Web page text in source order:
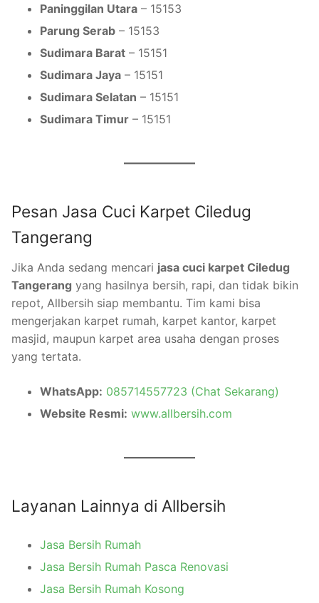
Paninggilan Utara – 15153
Parung Serab – 15153
Sudimara Barat – 15151
Sudimara Jaya – 15151
Sudimara Selatan – 15151
Sudimara Timur – 15151
Pesan Jasa Cuci Karpet Ciledug
Tangerang
Jika Anda sedang mencari jasa cuci karpet Ciledug
Tangerang yang hasilnya bersih, rapi, dan tidak bikin
repot, Allbersih siap membantu. Tim kami bisa
mengerjakan karpet rumah, karpet kantor, karpet
masjid, maupun karpet area usaha dengan proses
yang tertata.
WhatsApp: 085714557723 (Chat Sekarang)
Website Resmi: www.allbersih.com
Layanan Lainnya di Allbersih
Jasa Bersih Rumah
Jasa Bersih Rumah Pasca Renovasi
Jasa Bersih Rumah Kosong